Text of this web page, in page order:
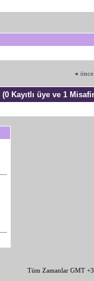
«
(0 Kayıtlı üye ve 1
Tüm Zamanlar GMT